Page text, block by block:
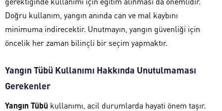
Doğru kullanım, yangın anında can ve mal kaybını
minimuma indirecektir. Unutmayın, yangın güvenliği için
öncelik her zaman bilinçli bir seçim yapmaktır.
Yangın Tübü Kullanımı Hakkında Unutulmaması
Gerekenler
Yangın Tübü kullanımı, acil durumlarda hayati önem taşır.